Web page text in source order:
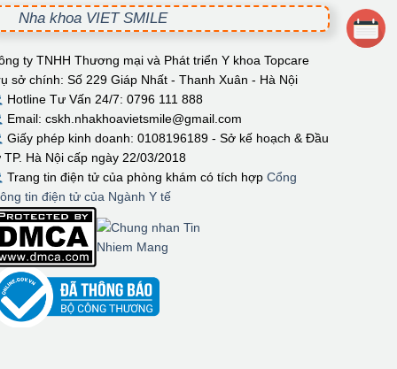
Nha khoa VIET SMILE
ty TNHH Thương mại và Phát triển Y khoa Topcare
sở chính: Số 229 Giáp Nhất - Thanh Xuân - Hà Nội
Hotline Tư Vấn 24/7: 0796 111 888
Email: cskh.nhakhoavietsmile@gmail.com
Giấy phép kinh doanh: 0108196189 - Sở kế hoạch & Đầu
TP. Hà Nội cấp ngày 22/03/2018
Trang tin điện tử của phòng khám có tích hợp Cổng
tin điện tử của Ngành Y tế